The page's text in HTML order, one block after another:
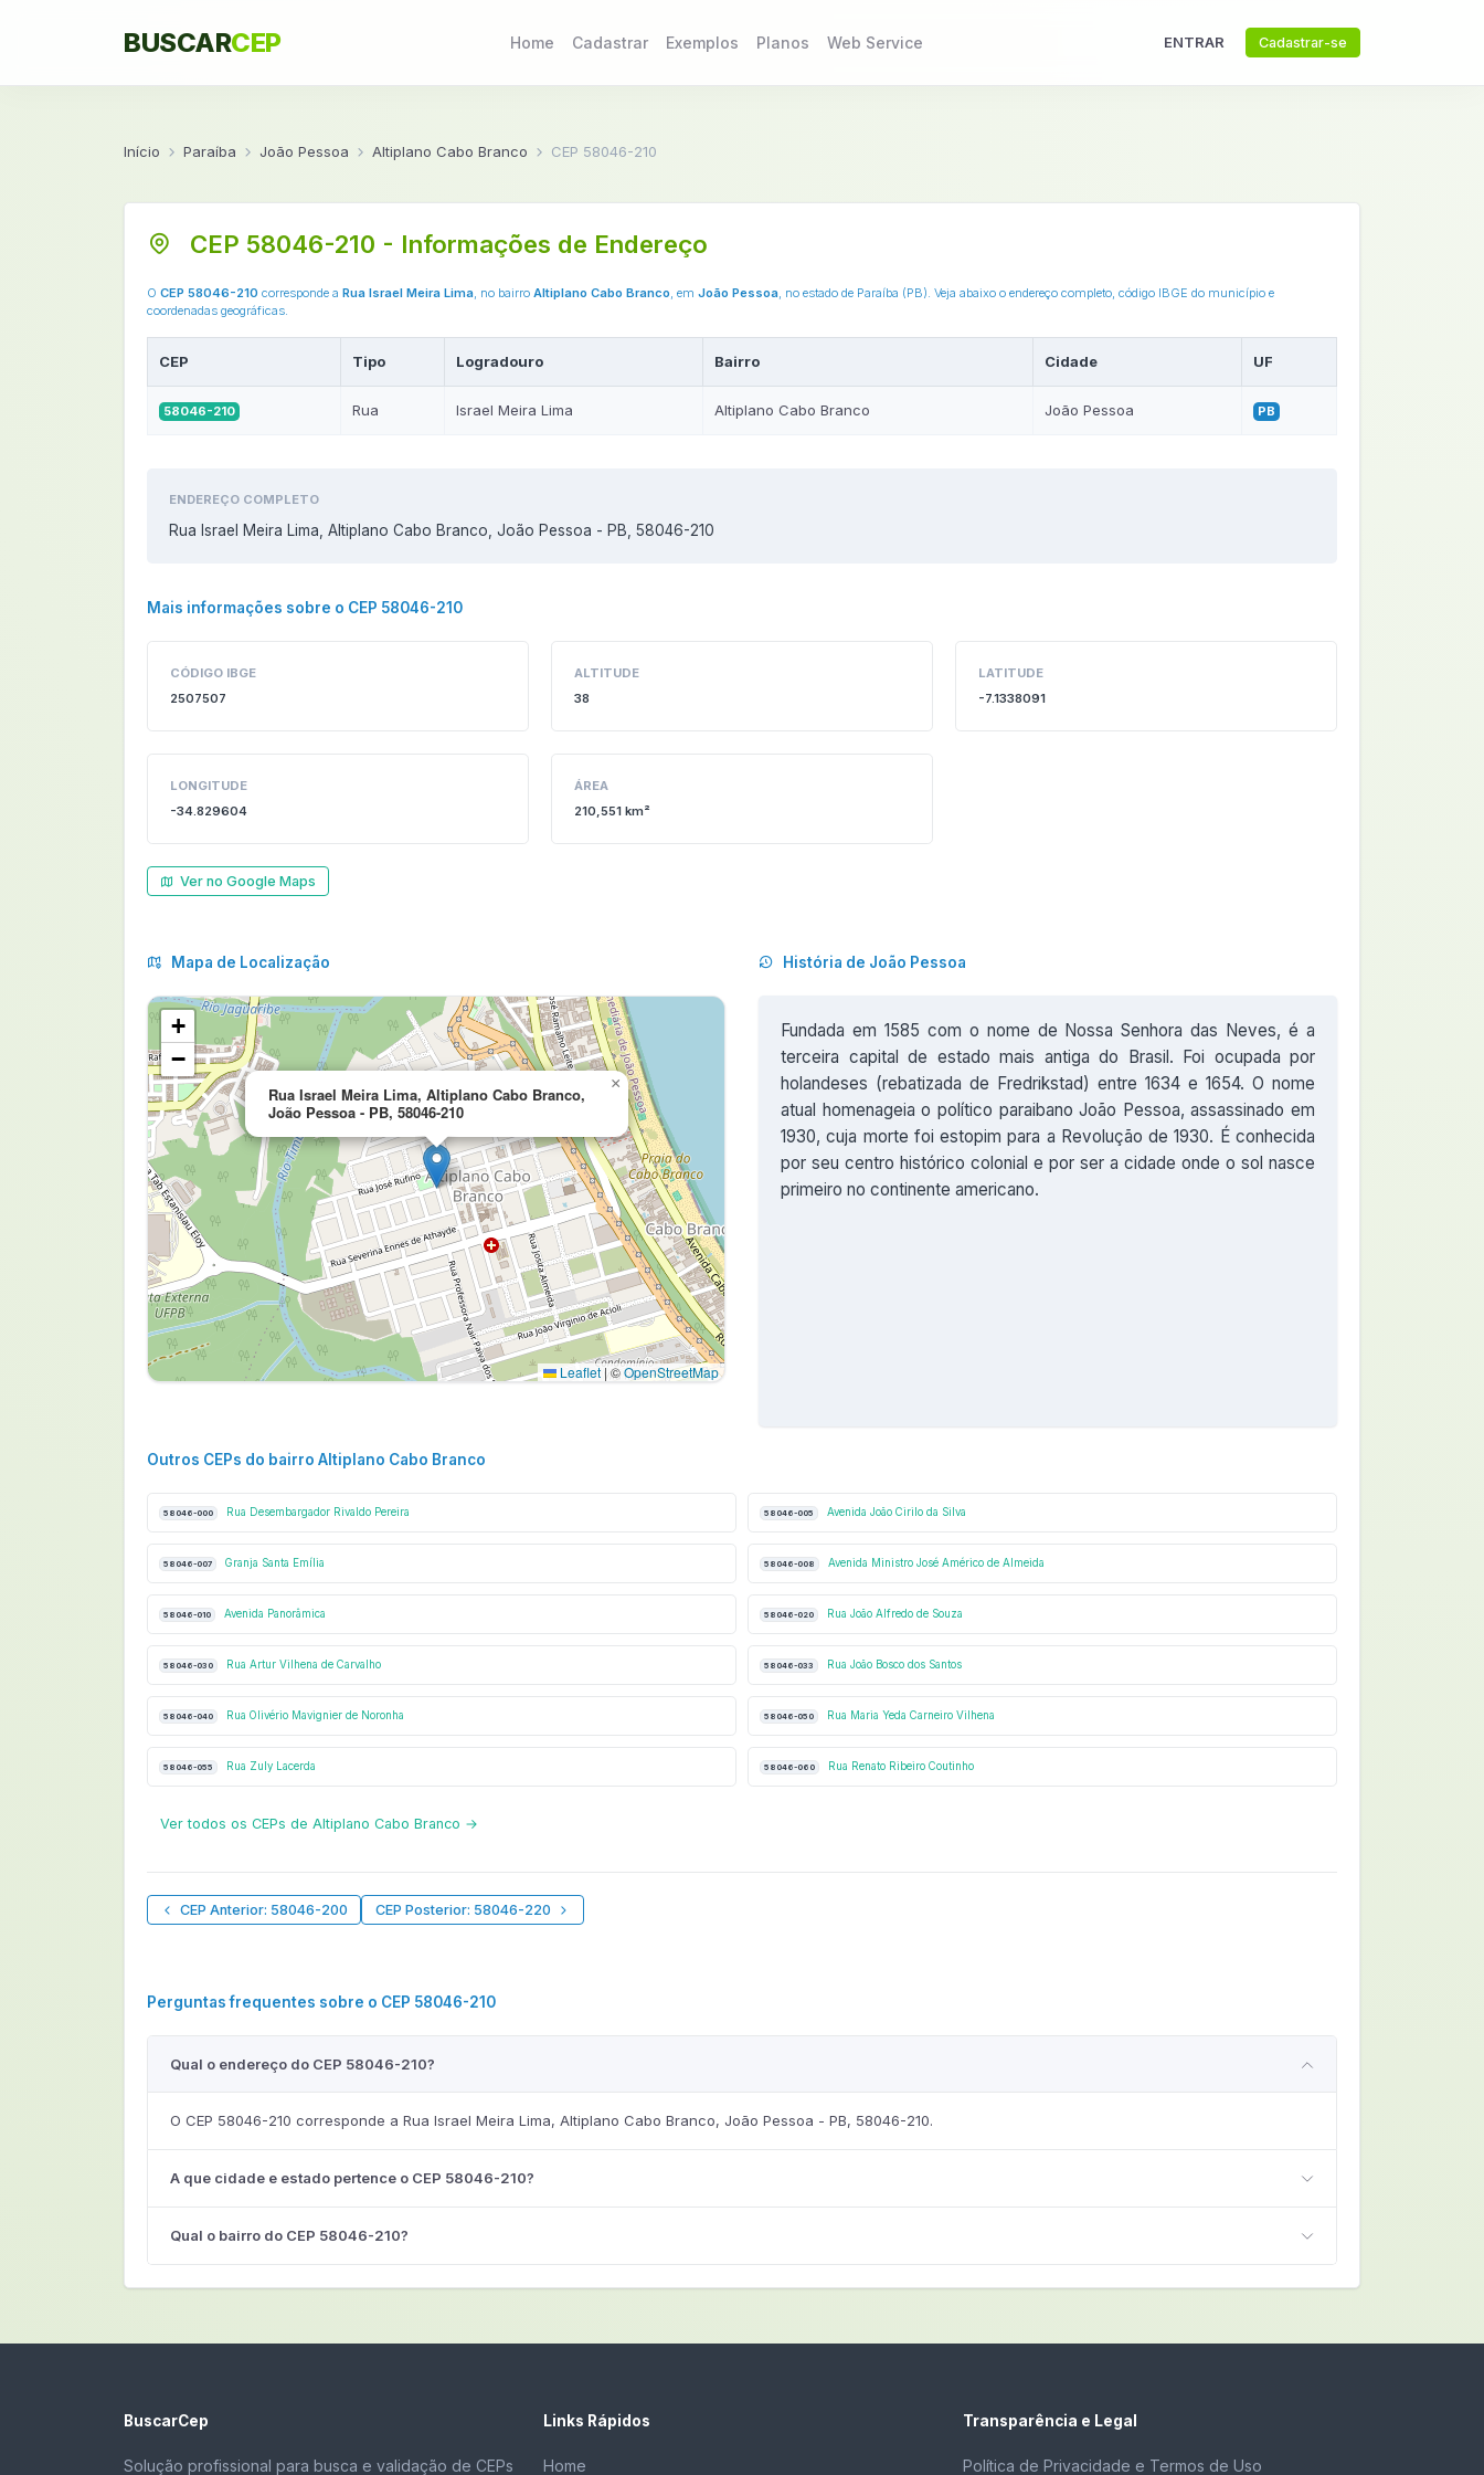
BUSCARCEP Home Cadastrar Exemplos Planos Web Service ENTRAR Cadastrar-se
Início Paraíba João Pessoa Altiplano Cabo Branco CEP 58046-210
CEP 58046-210 - Informações de Endereço
O CEP 58046-210 corresponde a Rua Israel Meira Lima, no bairro Altiplano Cabo Branco, em João Pessoa, no estado de Paraíba (PB). Veja abaixo o endereço completo, código IBGE do município e
coordenadas geográficas.
CEP Tipo Logradouro Bairro Cidade UF
58046-210 Rua Israel Meira Lima Altiplano Cabo Branco João Pessoa PB
ENDEREÇO COMPLETO
Rua Israel Meira Lima, Altiplano Cabo Branco, João Pessoa - PB, 58046-210
Mais informações sobre o CEP 58046-210
CÓDIGO IBGE
2507507
ALTITUDE
38
LATITUDE
-7.1338091
LONGITUDE
-34.829604
ÁREA
210,551 km²
Ver no Google Maps
Mapa de Localização
Rua Israel Meira Lima, Altiplano Cabo Branco,
João Pessoa - PB, 58046-210
×
+
−
Leaflet | ©OpenStreetMap
História de João Pessoa
Fundada em 1585 com o nome de Nossa Senhora das Neves, é a
terceira capital de estado mais antiga do Brasil. Foi ocupada por
holandeses (rebatizada de Fredrikstad) entre 1634 e 1654. O nome
atual homenageia o político paraibano João Pessoa, assassinado em
1930, cuja morte foi estopim para a Revolução de 1930. É conhecida
por seu centro histórico colonial e por ser a cidade onde o sol nasce
primeiro no continente americano.
Outros CEPs do bairro Altiplano Cabo Branco
58046-000 Rua Desembargador Rivaldo Pereira 58046-005 Avenida João Cirilo da Silva
58046-007 Granja Santa Emília 58046-008 Avenida Ministro José Américo de Almeida
58046-010 Avenida Panorâmica 58046-020 Rua João Alfredo de Souza
58046-030 Rua Artur Vilhena de Carvalho 58046-033 Rua João Bosco dos Santos
58046-040 Rua Olivério Mavignier de Noronha 58046-050 Rua Maria Yeda Carneiro Vilhena
58046-055 Rua Zuly Lacerda 58046-060 Rua Renato Ribeiro Coutinho
Ver todos os CEPs de Altiplano Cabo Branco →
CEP Anterior: 58046-200 CEP Posterior: 58046-220
Perguntas frequentes sobre o CEP 58046-210
Qual o endereço do CEP 58046-210?
O CEP 58046-210 corresponde a Rua Israel Meira Lima, Altiplano Cabo Branco, João Pessoa - PB, 58046-210.
A que cidade e estado pertence o CEP 58046-210?
Qual o bairro do CEP 58046-210?
BuscarCep
Solução profissional para busca e validação de CEPs
Links Rápidos
Home
Transparência e Legal
Política de Privacidade e Termos de Uso